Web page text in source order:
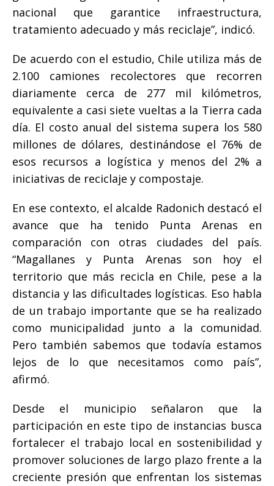
nacional que garantice infraestructura,
tratamiento adecuado y más reciclaje”, indicó.
De acuerdo con el estudio, Chile utiliza más de
2.100 camiones recolectores que recorren
diariamente cerca de 277 mil kilómetros,
equivalente a casi siete vueltas a la Tierra cada
día. El costo anual del sistema supera los 580
millones de dólares, destinándose el 76% de
esos recursos a logística y menos del 2% a
iniciativas de reciclaje y compostaje.
En ese contexto, el alcalde Radonich destacó el
avance que ha tenido Punta Arenas en
comparación con otras ciudades del país.
“Magallanes y Punta Arenas son hoy el
territorio que más recicla en Chile, pese a la
distancia y las dificultades logísticas. Eso habla
de un trabajo importante que se ha realizado
como municipalidad junto a la comunidad.
Pero también sabemos que todavía estamos
lejos de lo que necesitamos como país”,
afirmó.
Desde el municipio señalaron que la
participación en este tipo de instancias busca
fortalecer el trabajo local en sostenibilidad y
promover soluciones de largo plazo frente a la
creciente presión que enfrentan los sistemas